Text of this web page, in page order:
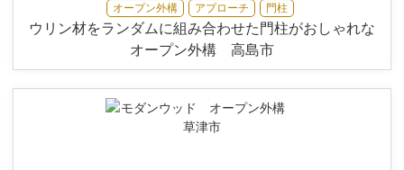
オープン外構 アプローチ 門柱
ウリン材をランダムに組み合わせた門柱がおしゃれな
オープン外構 高島市